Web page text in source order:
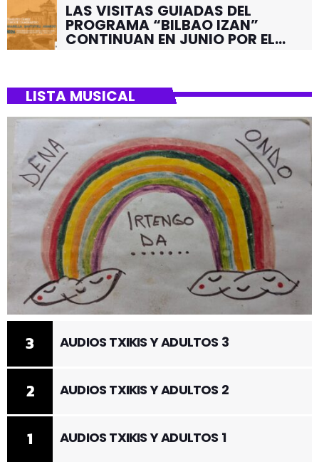
LAS VISITAS GUIADAS DEL
PROGRAMA “BILBAO IZAN”
CONTINUAN EN JUNIO POR EL
LISTA MUSICAL
1 AUDIOS TXIKIS Y ADULTOS 1
2 AUDIOS TXIKIS Y ADULTOS 2
3 AUDIOS TXIKIS Y ADULTOS 3